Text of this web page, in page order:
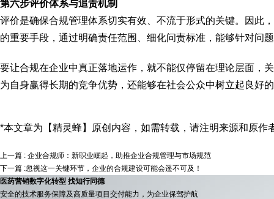
第六步评价体系与追责机制
评价是确保合规管理体系切实有效、不流于形式的关键。因此
的重要手段，通过明确责任范围、细化问责标准，能够针对问
要让合规在企业中真正落地运作，就不能仅停留在理论层面，
为自身赢得长期的竞争优势，还能够在社会公众中树立起良好
*本文章为【精灵蜂】原创内容，如需转载，请注明来源和原作
上一篇 : 企业合规师：新职业崛起，助推企业合规管理与市场规范
下一篇 :忽视这一关键环节，企业的合规建设可能会遥不可及！
医药营销数字化转型 找知行同德
安全的技术服务保障及高质量项目交付能力，为企业保驾护航